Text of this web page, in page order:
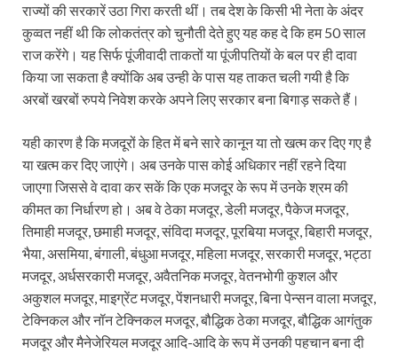
राज्यों की सरकारें उठा गिरा करती थीं। तब देश के किसी भी नेता के अंदर
कुव्वत नहीं थी कि लोकतंत्र को चुनौती देते हुए यह कह दे कि हम 50 साल
राज करेंगे। यह सिर्फ पूंजीवादी ताकतों या पूंजीपतियों के बल पर ही दावा
किया जा सकता है क्योंकि अब उन्ही के पास यह ताकत चली गयी है कि
अरबों खरबों रुपये निवेश करके अपने लिए सरकार बना बिगाड़ सकते हैं।
यही कारण है कि मजदूरों के हित में बने सारे कानून या तो खत्म कर दिए गए है
या खत्म कर दिए जाएंगे। अब उनके पास कोई अधिकार नहीं रहने दिया
जाएगा जिससे वे दावा कर सकें कि एक मजदूर के रूप में उनके श्रम की
कीमत का निर्धारण हो। अब वे ठेका मजदूर, डेली मजदूर, पैकेज मजदूर,
तिमाही मजदूर, छमाही मजदूर, संविदा मजदूर, पूरबिया मजदूर, बिहारी मजदूर,
भैया, असमिया, बंगाली, बंधुआ मजदूर, महिला मजदूर, सरकारी मजदूर, भट्ठा
मजदूर, अर्धसरकारी मजदूर, अवैतनिक मजदूर, वेतनभोगी कुशल और
अकुशल मजदूर, माइग्रेंट मजदूर, पेंशनधारी मजदूर, बिना पेन्सन वाला मजदूर,
टेक्निकल और नॉन टेक्निकल मजदूर, बौद्धिक ठेका मजदूर, बौद्धिक आगंतुक
मजदूर और मैनेजेरियल मजदूर आदि-आदि के रूप में उनकी पहचान बना दी